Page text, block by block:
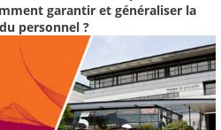
garantir et généraliser la
personnel ?